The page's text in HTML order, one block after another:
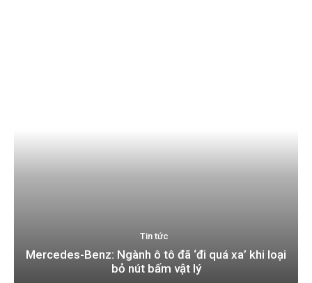
Tin tức
Mercedes-Benz: Ngành ô tô đã ‘đi quá xa’ khi loại
bỏ nút bấm vật lý